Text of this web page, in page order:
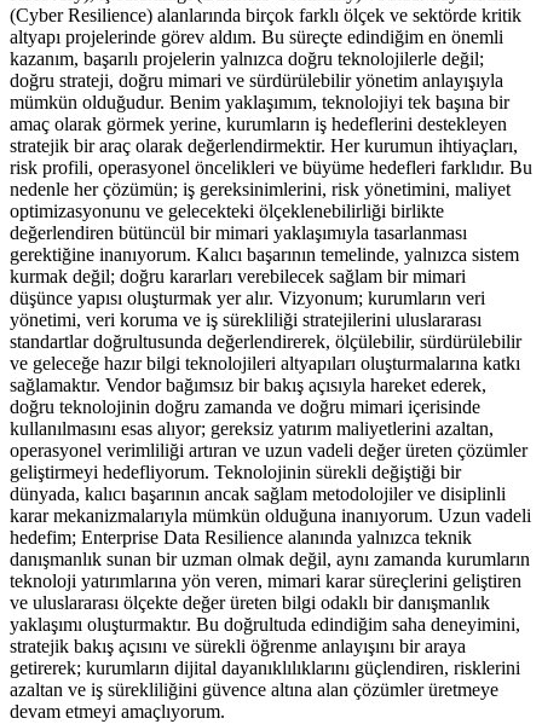
(Cyber Resilience) alanlarında birçok farklı ölçek ve sektörde kritik
altyapı projelerinde görev aldım. Bu süreçte edindiğim en önemli
kazanım, başarılı projelerin yalnızca doğru teknolojilerle değil;
doğru strateji, doğru mimari ve sürdürülebilir yönetim anlayışıyla
mümkün olduğudur. Benim yaklaşımım, teknolojiyi tek başına bir
amaç olarak görmek yerine, kurumların iş hedeflerini destekleyen
stratejik bir araç olarak değerlendirmektir. Her kurumun ihtiyaçları,
risk profili, operasyonel öncelikleri ve büyüme hedefleri farklıdır. Bu
nedenle her çözümün; iş gereksinimlerini, risk yönetimini, maliyet
optimizasyonunu ve gelecekteki ölçeklenebilirliği birlikte
değerlendiren bütüncül bir mimari yaklaşımıyla tasarlanması
gerektiğine inanıyorum. Kalıcı başarının temelinde, yalnızca sistem
kurmak değil; doğru kararları verebilecek sağlam bir mimari
düşünce yapısı oluşturmak yer alır. Vizyonum; kurumların veri
yönetimi, veri koruma ve iş sürekliliği stratejilerini uluslararası
standartlar doğrultusunda değerlendirerek, ölçülebilir, sürdürülebilir
ve geleceğe hazır bilgi teknolojileri altyapıları oluşturmalarına katkı
sağlamaktır. Vendor bağımsız bir bakış açısıyla hareket ederek,
doğru teknolojinin doğru zamanda ve doğru mimari içerisinde
kullanılmasını esas alıyor; gereksiz yatırım maliyetlerini azaltan,
operasyonel verimliliği artıran ve uzun vadeli değer üreten çözümler
geliştirmeyi hedefliyorum. Teknolojinin sürekli değiştiği bir
dünyada, kalıcı başarının ancak sağlam metodolojiler ve disiplinli
karar mekanizmalarıyla mümkün olduğuna inanıyorum. Uzun vadeli
hedefim; Enterprise Data Resilience alanında yalnızca teknik
danışmanlık sunan bir uzman olmak değil, aynı zamanda kurumların
teknoloji yatırımlarına yön veren, mimari karar süreçlerini geliştiren
ve uluslararası ölçekte değer üreten bilgi odaklı bir danışmanlık
yaklaşımı oluşturmaktır. Bu doğrultuda edindiğim saha deneyimini,
stratejik bakış açısını ve sürekli öğrenme anlayışını bir araya
getirerek; kurumların dijital dayanıklılıklarını güçlendiren, risklerini
azaltan ve iş sürekliliğini güvence altına alan çözümler üretmeye
devam etmeyi amaçlıyorum.